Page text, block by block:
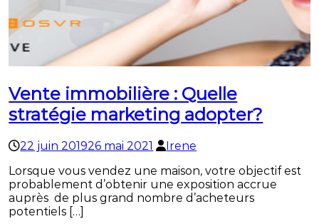
Vente immobilière : Quelle
stratégie marketing adopter?
22 juin 201926 mai 2021
Irene
Lorsque vous vendez une maison, votre objectif est
probablement d’obtenir une exposition accrue
auprès de plus grand nombre d’acheteurs
potentiels […]